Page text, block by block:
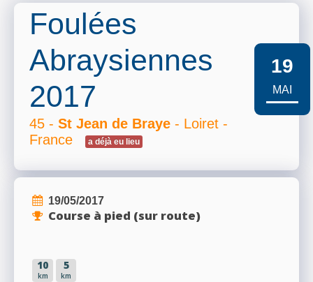
Foulées
Abraysiennes
2017
45 - St Jean de Braye - Loiret -
France
a déjà eu lieu
19
MAI
19/05/2017
Course à pied (sur route)
10
km
5
km